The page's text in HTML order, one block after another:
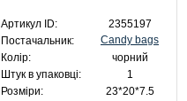
Артикул ID:
2355197
Постачальник:
Candy bags
Колір:
чорний
Штук в упаковці:
1
Розміри:
23*20*7.5